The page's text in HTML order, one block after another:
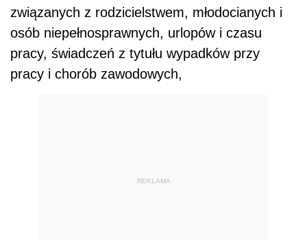
związanych z rodzicielstwem, młodocianych i
osób niepełnosprawnych, urlopów i czasu
pracy, świadczeń z tytułu wypadków przy
pracy i chorób zawodowych,
REKLAMA